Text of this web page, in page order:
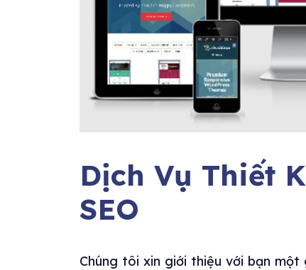
Dịch Vụ Thiết
SEO
Chúng tôi xin giới thiệu với bạn